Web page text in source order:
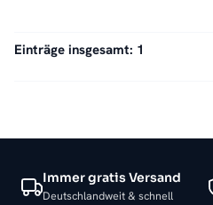
fundiert und sagen,
Einträge insgesamt: 1
Immer gratis Versand
Deutschlandweit & schnell